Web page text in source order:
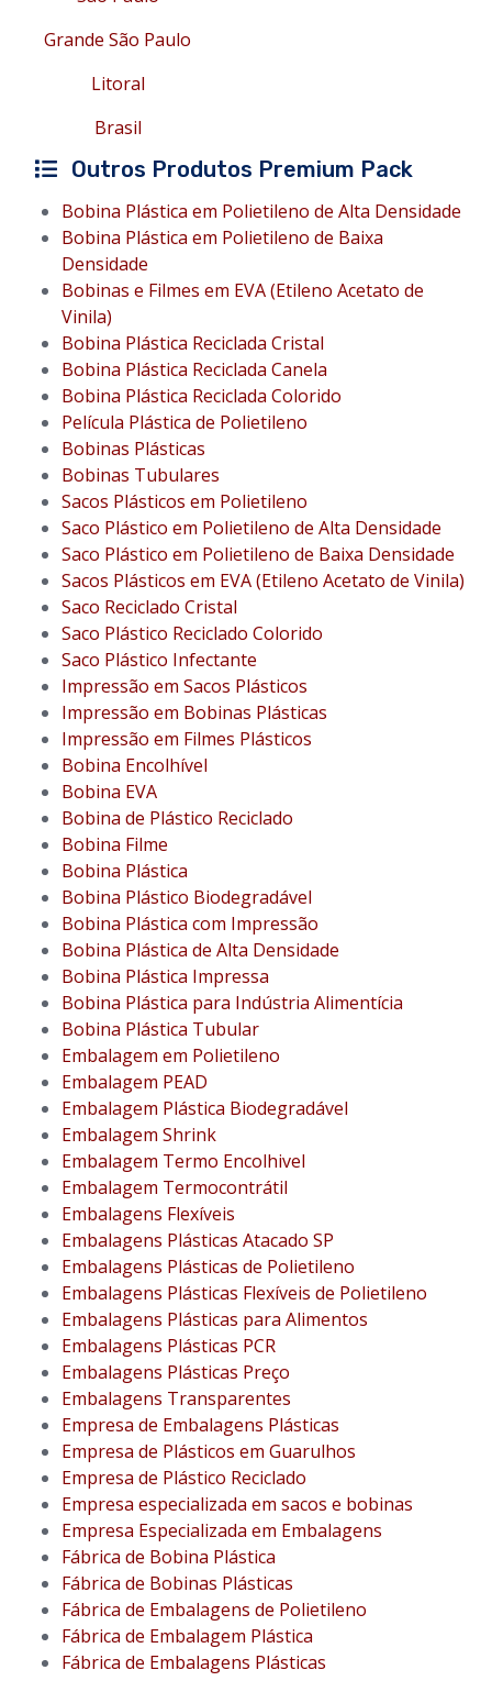
Grande São Paulo
Litoral
Brasil
Outros Produtos Premium Pack
Bobina Plástica em Polietileno de Alta Densidade
Bobina Plástica em Polietileno de Baixa
Densidade
Bobinas e Filmes em EVA (Etileno Acetato de
Vinila)
Bobina Plástica Reciclada Cristal
Bobina Plástica Reciclada Canela
Bobina Plástica Reciclada Colorido
Película Plástica de Polietileno
Bobinas Plásticas
Bobinas Tubulares
Sacos Plásticos em Polietileno
Saco Plástico em Polietileno de Alta Densidade
Saco Plástico em Polietileno de Baixa Densidade
Sacos Plásticos em EVA (Etileno Acetato de Vinila)
Saco Reciclado Cristal
Saco Plástico Reciclado Colorido
Saco Plástico Infectante
Impressão em Sacos Plásticos
Impressão em Bobinas Plásticas
Impressão em Filmes Plásticos
Bobina Encolhível
Bobina EVA
Bobina de Plástico Reciclado
Bobina Filme
Bobina Plástica
Bobina Plástico Biodegradável
Bobina Plástica com Impressão
Bobina Plástica de Alta Densidade
Bobina Plástica Impressa
Bobina Plástica para Indústria Alimentícia
Bobina Plástica Tubular
Embalagem em Polietileno
Embalagem PEAD
Embalagem Plástica Biodegradável
Embalagem Shrink
Embalagem Termo Encolhivel
Embalagem Termocontrátil
Embalagens Flexíveis
Embalagens Plásticas Atacado SP
Embalagens Plásticas de Polietileno
Embalagens Plásticas Flexíveis de Polietileno
Embalagens Plásticas para Alimentos
Embalagens Plásticas PCR
Embalagens Plásticas Preço
Embalagens Transparentes
Empresa de Embalagens Plásticas
Empresa de Plásticos em Guarulhos
Empresa de Plástico Reciclado
Empresa especializada em sacos e bobinas
Empresa Especializada em Embalagens
Fábrica de Bobina Plástica
Fábrica de Bobinas Plásticas
Fábrica de Embalagens de Polietileno
Fábrica de Embalagem Plástica
Fábrica de Embalagens Plásticas